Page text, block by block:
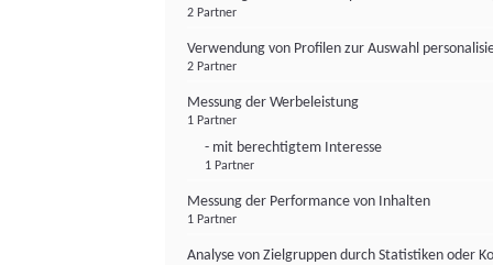
2 Partner
Verwendung von Profilen zur Auswahl
2 Partner
Messung der Werbeleistung
1 Partner
- mit berechtigtem Interesse
1 Partner
Messung der Performance von Inhalten
1 Partner
Analyse von Zielgruppen durch Statistiken oder